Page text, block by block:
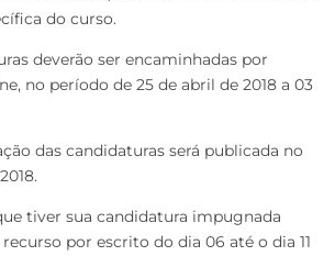
do curso.
deverão ser encaminhadas por
no período de 25 de abril de 2018 a 03
das candidaturas será publicada no
tiver sua candidatura impugnada
por escrito do dia 06 até o dia 11